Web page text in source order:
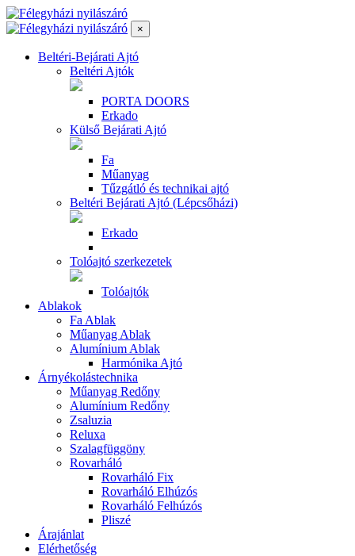
×
Beltéri-Bejárati Ajtó
Beltéri Ajtók
PORTA DOORS
Erkado
Külső Bejárati Ajtó
Fa
Műanyag
Tűzgátló és technikai ajtó
Beltéri Bejárati Ajtó (Lépcsőházi)
Erkado
Tolóajtó szerkezetek
Tolóajtók
Ablakok
Fa Ablak
Műanyag Ablak
Alumínium Ablak
Harmónika Ajtó
Árnyékolástechnika
Műanyag Redőny
Alumínium Redőny
Zsaluzia
Reluxa
Szalagfüggöny
Rovarháló
Rovarháló Fix
Rovarháló Elhúzós
Rovarháló Felhúzós
Pliszé
Árajánlat
Elérhetőség